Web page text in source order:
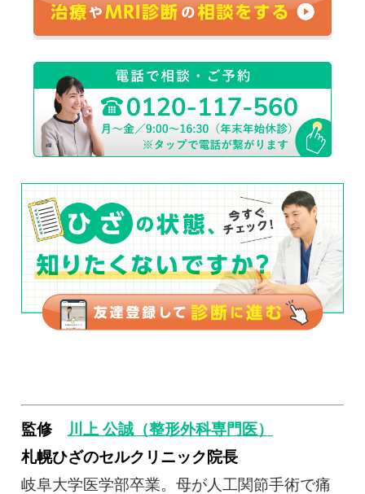
監修
川上 公誠（整形外科専門医）
札幌ひざのセルクリニック院長
岐阜大学医学部卒業。母が人工関節手術で痛